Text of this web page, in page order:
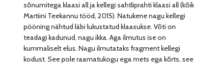
sõnumitega klaasi all ja kellegi sahtliprahti klaasi all (kõik
Martiini Teekannu tööd, 2015). Natukene nagu kellegi
pööning nähtud läbi lukustatud klaasukse. Võti on
teadagi kadunud, nagu ikka. Aga ilmutus ise on
kummaliselt elus. Nagu ilmutataks fragment kellegi
kodust. See pole raamatukogu ega mets ega kõrts, see